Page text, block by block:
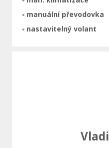
manuální převodovka
nastavitelný volant